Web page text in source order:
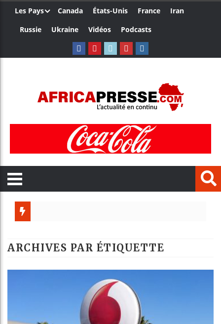
Les Pays Canada États-Unis France
Iran
Russie
Ukraine Vidéos Podcasts
ARCHIVES PAR ÉTIQUETTE